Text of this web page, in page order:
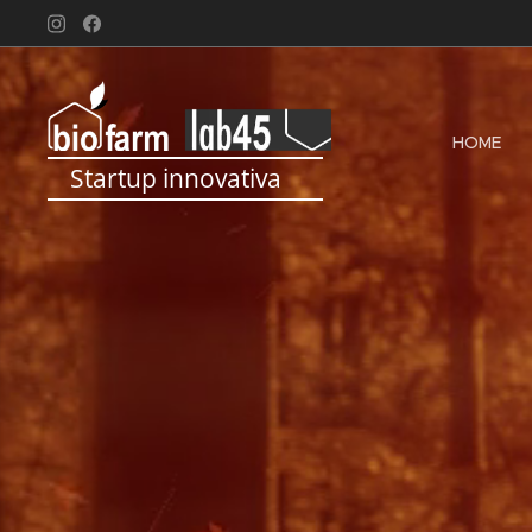
Startup innovativa
HOME